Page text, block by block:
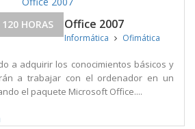
120 HORAS Office 2007
Informática Ofimática
a adquirir los conocimientos básicos y
a trabajar con el ordenador en un
el paquete Microsoft Office....